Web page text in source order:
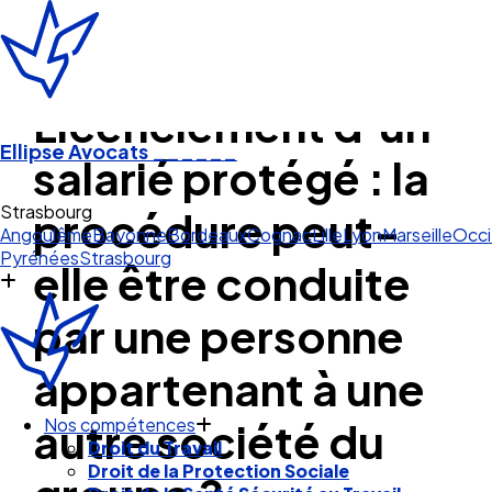
Ellipse Avocats ______
Strasbourg
AngoulêmeBayonneBordeauxCognacLilleLyonMarseille
PyrénéesStrasbourg
Nos compétences
Droit du Travail
Droit de la Protection Sociale
Licenciement d’un
salarié protégé : la
procédure peut-
elle être conduite
par une personne
appartenant à une
autre société du